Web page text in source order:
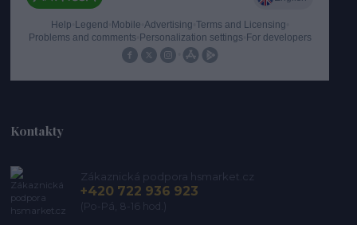
Kontakty
Zákaznická podpora hsmarket.cz
+420 722 936 923
(Po-Pá, 8-16 hod.)